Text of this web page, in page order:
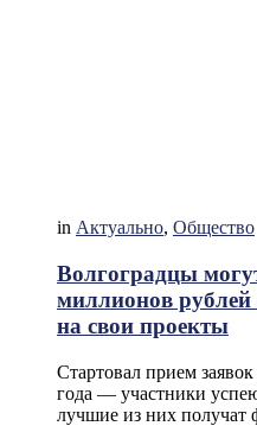
in Актуально, Общество
Волгоградцы
миллионов
на свои проекты
Стартовал прием
года — участники
лучшие из них получат